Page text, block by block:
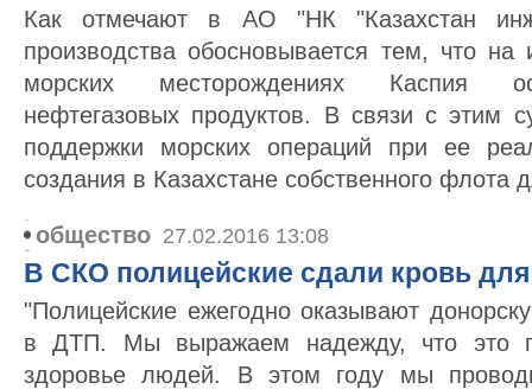
Как отмечают в АО "НК "Казахстан
производства обосновывается тем, что
морских месторождениях Каспия
нефтегазовых продуктов. В связи с этим
поддержки морских операций при ее
создания в Казахстане собственного флота
общество 27.02.2016 13:08
В СКО полицейские сдали кровь
"Полицейские ежегодно оказывают
в ДТП. Мы выражаем надежду, что это
здоровье людей. В этом году мы